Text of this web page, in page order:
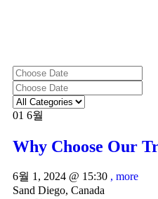
01 6월
Why Choose Our
6월 1, 2024 @ 15:30 , more
Sand Diego, Canada